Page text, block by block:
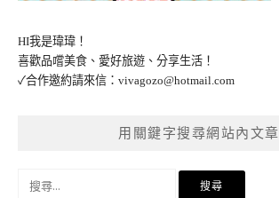
HI我是瑋瑋！
喜歡品嚐美食、愛好旅遊、分享生活！
✓合作邀約請來信： vivagozo@hotmail.com
用關鍵字搜尋網站內文章